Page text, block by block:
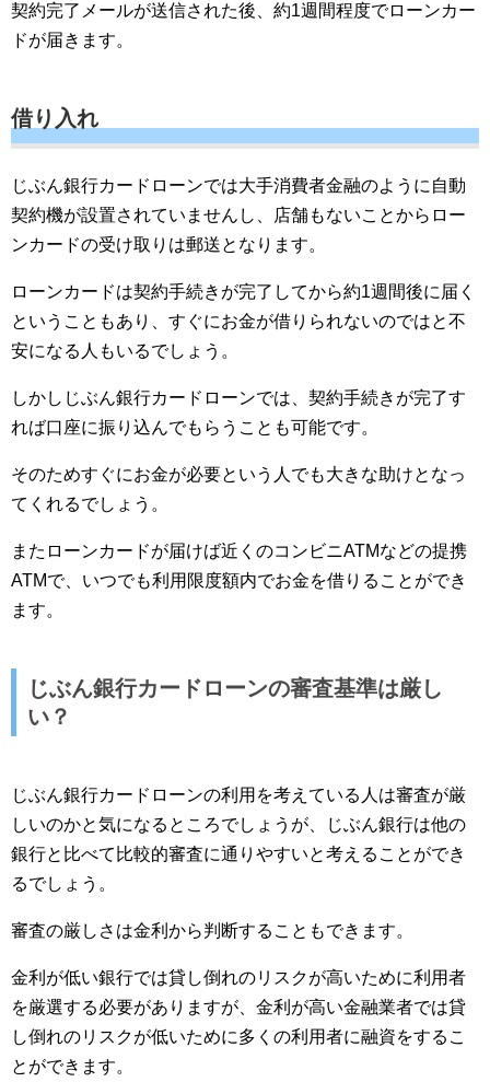
契約完了メールが送信された後、約1週間程度でローンカー
ドが届きます。
借り入れ
じぶん銀行カードローンでは大手消費者金融のように自動
契約機が設置されていませんし、店舗もないことからロー
ンカードの受け取りは郵送となります。
ローンカードは契約手続きが完了してから約1週間後に届く
ということもあり、すぐにお金が借りられないのではと不
安になる人もいるでしょう。
しかしじぶん銀行カードローンでは、契約手続きが完了す
れば口座に振り込んでもらうことも可能です。
そのためすぐにお金が必要という人でも大きな助けとなっ
てくれるでしょう。
またローンカードが届けば近くのコンビニATMなどの提携
ATMで、いつでも利用限度額内でお金を借りることができ
ます。
じぶん銀行カードローンの審査基準は厳し
い？
じぶん銀行カードローンの利用を考えている人は審査が厳
しいのかと気になるところでしょうが、じぶん銀行は他の
銀行と比べて比較的審査に通りやすいと考えることができ
るでしょう。
審査の厳しさは金利から判断することもできます。
金利が低い銀行では貸し倒れのリスクが高いために利用者
を厳選する必要がありますが、金利が高い金融業者では貸
し倒れのリスクが低いために多くの利用者に融資をするこ
とができます。